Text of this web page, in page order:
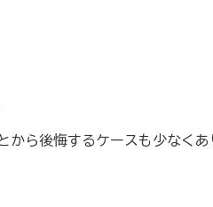
ら後悔するケースも少なく